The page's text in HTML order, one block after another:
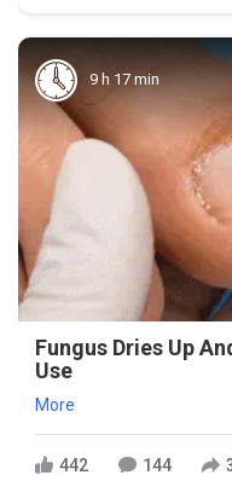
9 h 17 min
Fungus Dries Up
Use
More
442 144